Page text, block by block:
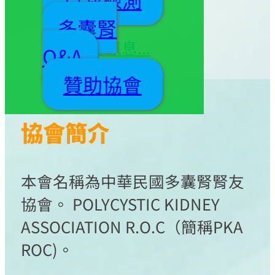
多囊腎
Q&A
贊助協會
事同仁 敬邀
更多協會訊息...
協會簡介
本會名稱為中華民國多囊腎腎友
協會。 POLYCYSTIC KIDNEY
ASSOCIATION R.O.C（簡稱PKA
ROC)。